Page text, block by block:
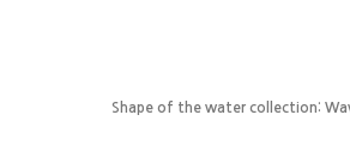
Shape of the water collection: